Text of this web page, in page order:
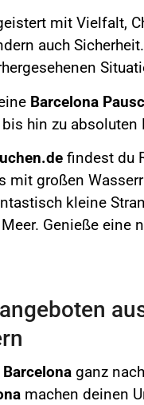
mit Vielfalt,
auch
Barcelona
bis hin zu
findest du
mit großen
kleine
Genieße eine
Barcelona ganz
machen deinen